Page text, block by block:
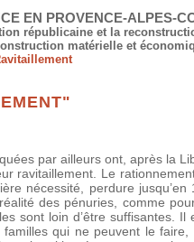
EN PROVENCE-ALPES-
républicaine et la
matérielle et
par ailleurs ont, après la
ravitaillement. Le
nécessité, perdure
des pénuries, comme
sont loin d’être suffisantes.
familles qui ne peuvent le